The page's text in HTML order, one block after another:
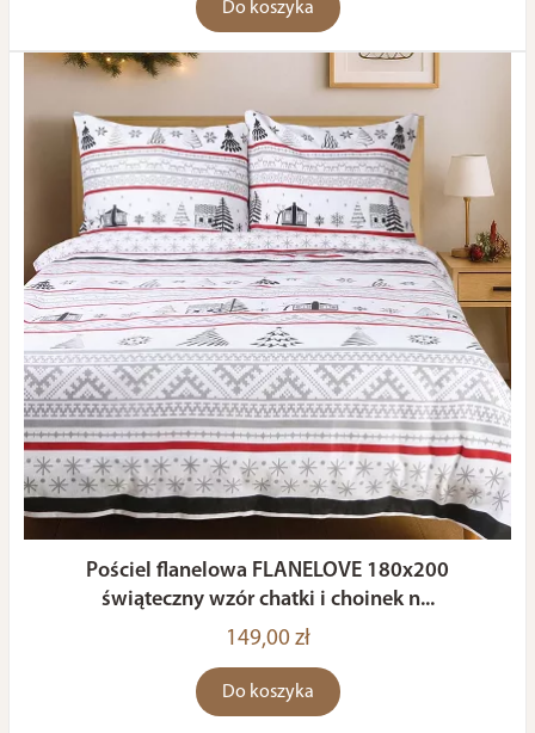
Do koszyka
Pościel flanelowa FLANELOVE 180x200
świąteczny wzór chatki i choinek n...
149,00 zł
Do koszyka